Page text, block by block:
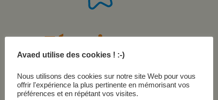
Témoignages
Élodie
Avaed utilise des cookies ! :-)
Nous utilisons des cookies sur notre site Web pour vous
offrir l'expérience la plus pertinente en mémorisant vos
préférences et en répétant vos visites.